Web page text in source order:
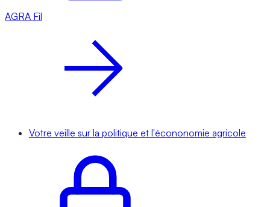
AGRA Fil
Votre veille sur la politique et l'écononomie agricole